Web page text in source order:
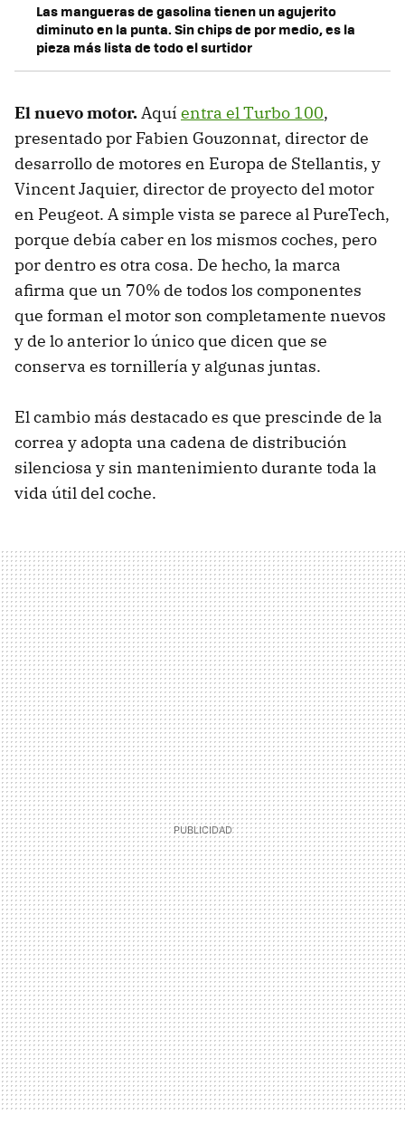
Las mangueras de gasolina tienen un agujerito
diminuto en la punta. Sin chips de por medio, es la
pieza más lista de todo el surtidor
El nuevo motor.Aquí entra el Turbo 100,
presentado por Fabien Gouzonnat, director de
desarrollo de motores en Europa de Stellantis, y
Vincent Jaquier, director de proyecto del motor
en Peugeot. A simple vista se parece al PureTech,
porque debía caber en los mismos coches, pero
por dentro es otra cosa. De hecho, la marca
afirma que un 70% de todos los componentes
que forman el motor son completamente nuevos
y de lo anterior lo único que dicen que se
conserva es tornillería y algunas juntas.
El cambio más destacado es que prescinde de la
correa y adopta una cadena de distribución
silenciosa y sin mantenimiento durante toda la
vida útil del coche.